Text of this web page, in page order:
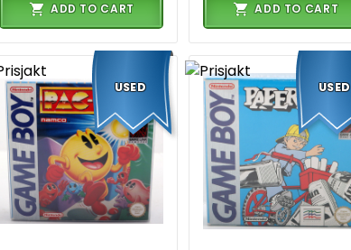
ADD TO CART ADD TO CART
USED USED